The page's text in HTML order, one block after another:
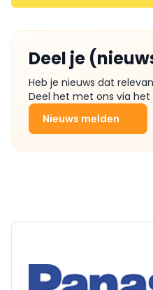
Deel je
Heb je nieuws dat
Deel het met ons via
Nieuws melden